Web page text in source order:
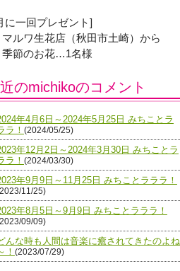
に一回プレゼント]
マルワ生花店（秋田市土崎）から
節のお花…1名様
のmichikoのコメント
年4月6日～2024年5月25日 みちことラ
ラ！ (2024/05/25)
年12月2日～2024年3月30日 みちことラ
ラ！ (2024/03/30)
年9月9日～11月25日 みちことラララ！
11/25)
年8月5日～9月9日 みちことラララ！
09/09)
んな時も人間は音楽に癒されてきたのよね
！ (2023/07/29)